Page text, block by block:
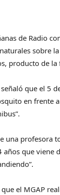
de Radio
sobre
producto de
que el 5
en frente
una profesora
años que viene
que el MGAP